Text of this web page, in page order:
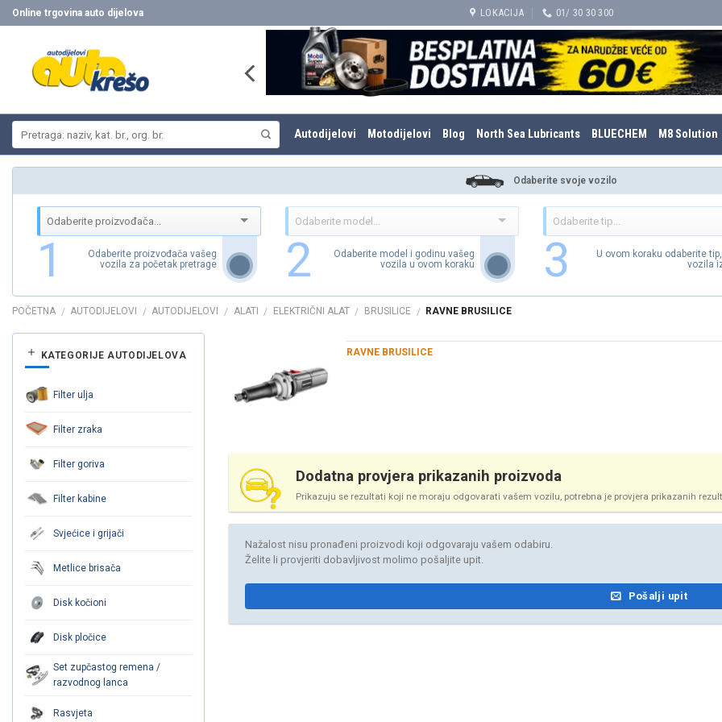
Skip
to
Online trgovina auto dijelova LOKACIJA 01/ 30 30 300
Autodijelovi Motodijelovi Blog North Sea Lubricants BLUECHEM M8 Solution
Odaberite svoje vozilo
1
Odaberite proizvođača vašeg
vozila za početak pretrage
2
Odaberite model i godinu vašeg
vozila u ovom koraku
3
U ovom koraku odaberite
vozila
POČETNA / AUTODIJELOVI / AUTODIJELOVI / ALATI / ELEKTRIČNI ALAT / BRUSILICE / RAVNE BRUSILICE
KATEGORIJE AUTODIJELOVA
Filter ulja
Filter zraka
Filter goriva
Filter kabine
Svjećice i grijači
Metlice brisača
Disk kočioni
Disk pločice
Set zupčastog remena /
razvodnog lanca
Rasvjeta
RAVNE BRUSILICE
Dodatna provjera prikazanih proizvoda
Prikazuju se rezultati koji ne moraju odgovarati vašem vozilu, potrebna je provjera prikazanih
Nažalost nisu pronađeni proizvodi koji odgovaraju vašem odabiru.
Želite li provjeriti dobavljivost molimo pošaljite upit.
Pošalji upit